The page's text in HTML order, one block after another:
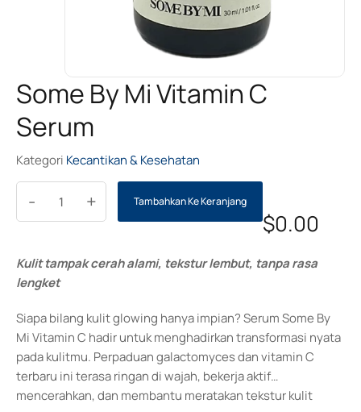
Some By Mi Vitamin C
Serum
Kategori Kecantikan & Kesehatan
+
- Tambahkan Ke Keranjang
$0.00
Kulit tampak cerah alami, tekstur lembut, tanpa rasa
lengket
Siapa bilang kulit glowing hanya impian? Serum Some By
Mi Vitamin C hadir untuk menghadirkan transformasi nyata
pada kulitmu. Perpaduan galactomyces dan vitamin C
terbaru ini terasa ringan di wajah, bekerja aktif
mencerahkan, dan membantu meratakan tekstur kulit